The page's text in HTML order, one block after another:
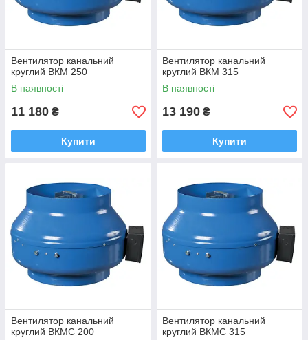
Вентилятор канальний
круглий ВКМ 250
В наявності
11 180 ₴
Купити
Вентилятор канальний
круглий ВКМ 315
В наявності
13 190 ₴
Купити
Вентилятор канальний
круглий ВКМС 200
Вентилятор канальний
круглий ВКМС 315